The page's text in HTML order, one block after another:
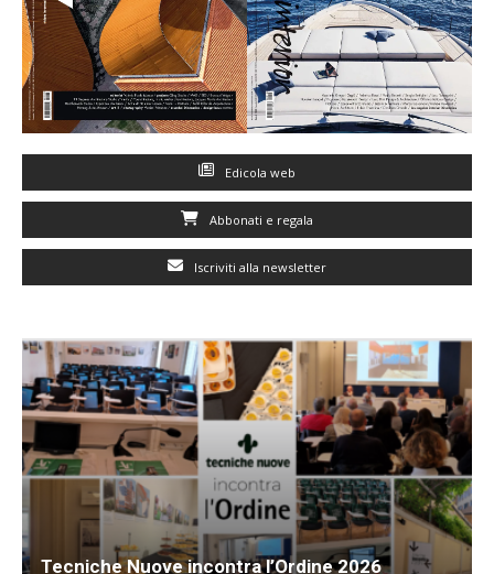
Edicola web
Abbonati e regala
Iscriviti alla newsletter
Tecniche Nuove incontra l’Ordine 2026